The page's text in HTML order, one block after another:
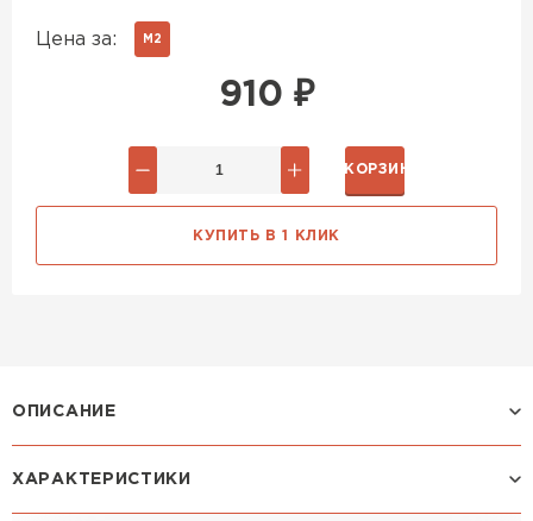
Цена за: М2
910 ₽
В КОРЗИНУ
КУПИТЬ В 1 КЛИК
ОПИСАНИЕ
Профиль МОНТЕКРИСТО:
ХАРАКТЕРИСТИКИ